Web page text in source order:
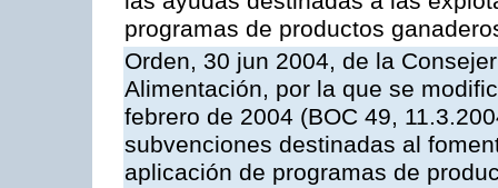
programas de productos
Orden, 30 jun 2004, de la
Alimentación, por la que se
febrero de 2004 (BOC 49,
subvenciones destinadas al
aplicación de programas de